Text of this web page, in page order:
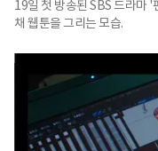
19일 첫 방송된 SBS 드라마
채 웹툰을 그리는 모습.